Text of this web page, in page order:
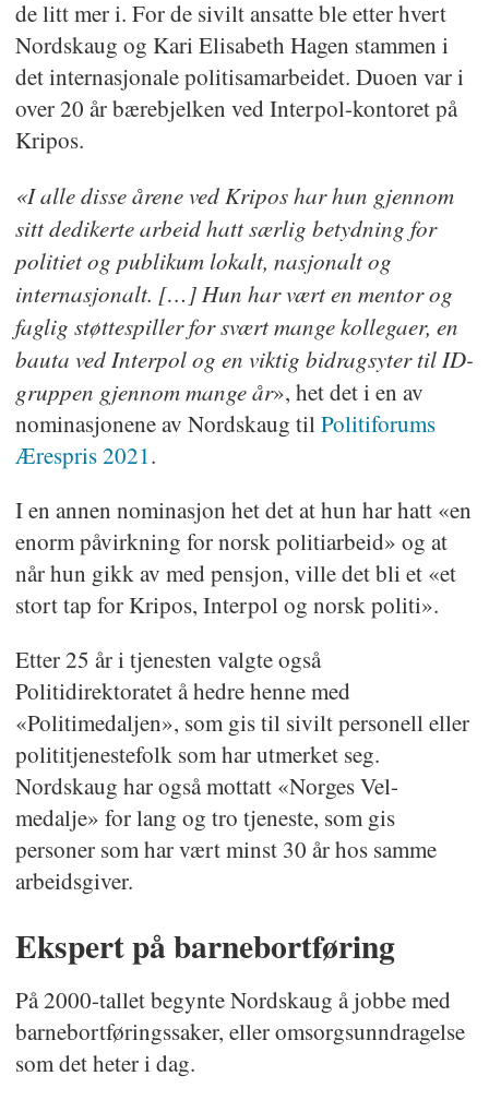
de litt mer i. For de sivilt ansatte ble etter hvert
Nordskaug og Kari Elisabeth Hagen stammen i
det internasjonale politisamarbeidet. Duoen var i
over 20 år bærebjelken ved Interpol-kontoret på
Kripos.
«I alle disse årene ved Kripos har hun gjennom
sitt dedikerte arbeid hatt særlig betydning for
politiet og publikum lokalt, nasjonalt og
internasjonalt. […] Hun har vært en mentor og
faglig støttespiller for svært mange kollegaer, en
bauta ved Interpol og en viktig bidragsyter til ID-
gruppen gjennom mange år», het det i en av
nominasjonene av Nordskaug tilPolitiforums
Ærespris 2021.
I en annen nominasjon het det at hun har hatt «en
enorm påvirkning for norsk politiarbeid» og at
når hun gikk av med pensjon, ville det bli et «et
stort tap for Kripos, Interpol og norsk politi».
Etter 25 år i tjenesten valgte også
Politidirektoratet å hedre henne med
«Politimedaljen», som gis til sivilt personell eller
polititjenestefolk som har utmerket seg.
Nordskaug har også mottatt «Norges Vel-
medalje» for lang og tro tjeneste, som gis
personer som har vært minst 30 år hos samme
arbeidsgiver.
Ekspert på barnebortføring
På 2000-tallet begynte Nordskaug å jobbe med
barnebortføringssaker, eller omsorgsunndragelse
som det heter i dag.